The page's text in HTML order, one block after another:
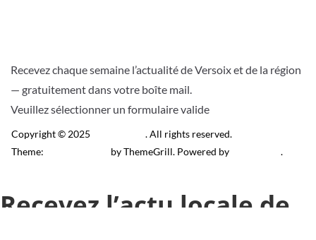
Recevez chaque semaine l’actualité de Versoix et de la région
— gratuitement dans votre boîte mail.
Veuillez sélectionner un formulaire valide
Copyright © 2025
. All rights reserved.
Theme:
by ThemeGrill. Powered by .
Recevez l’actu locale de